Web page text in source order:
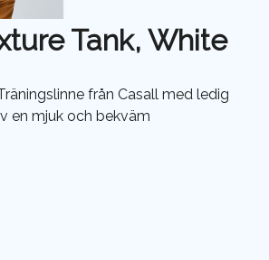
Tank, White
från Casall med ledig
en mjuk och bekväm